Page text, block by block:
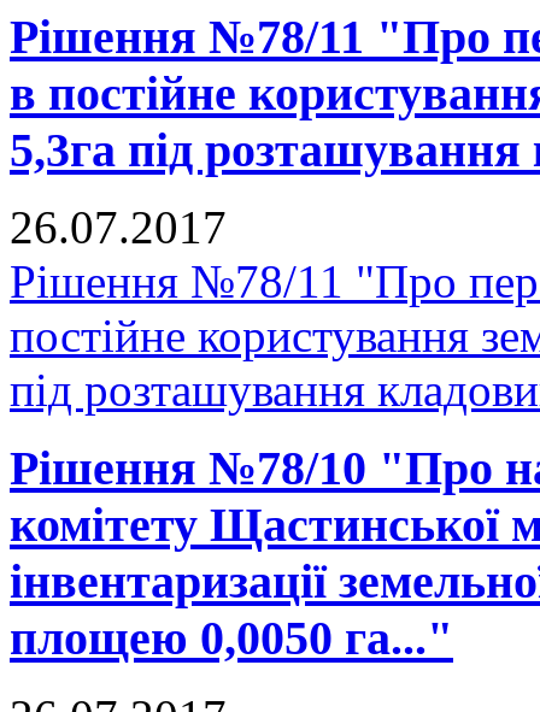
Рішення №78/11 "Про
в постійне
5,3га під
26.07.2017
Рішення №78/11 "Про
постійне користування
під розташування
Рішення №78/10 "Про
комітету Щастинської
інвентаризації
площею 0,0050 га..."